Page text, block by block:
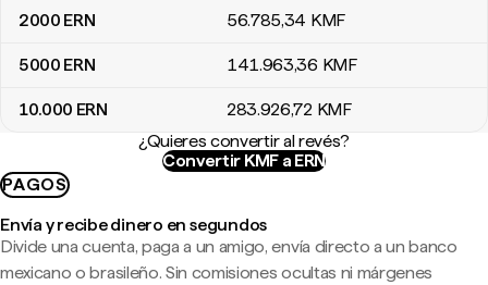
2000 ERN 56.785,34 KMF
5000 ERN 141.963,36 KMF
10.000 ERN 283.926,72 KMF
¿Quieres convertir al revés?
Convertir KMF a ERN
PAGOS
Envía y recibe dinero en segundos
Divide una cuenta, paga a un amigo, envía directo a un banco
mexicano o brasileño. Sin comisiones ocultas ni márgenes